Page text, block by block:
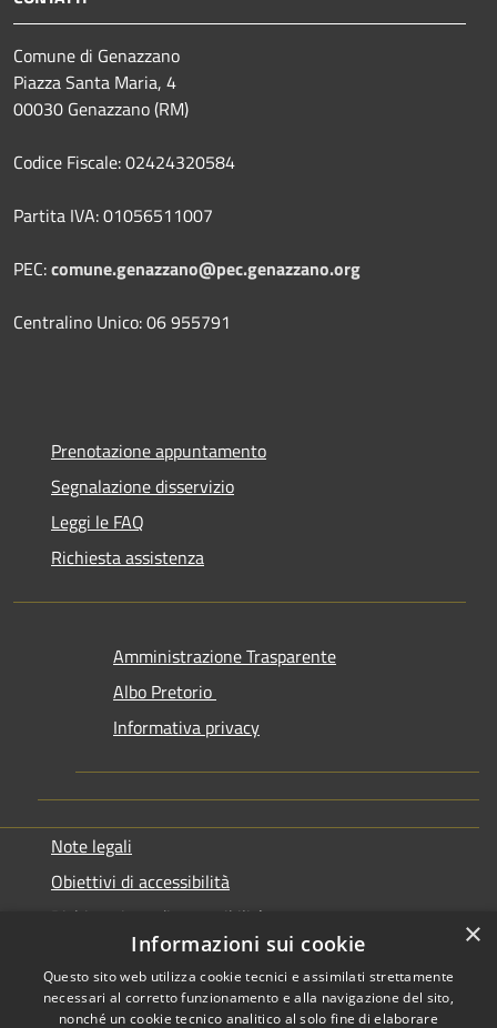
Comune di Genazzano
Piazza Santa Maria, 4
00030 Genazzano (RM)
Codice Fiscale: 02424320584
Partita IVA: 01056511007
PEC:comune.genazzano@pec.genazzano.org
Centralino Unico: 06 955791
Prenotazione appuntamento
Segnalazione disservizio
Leggi le FAQ
Richiesta assistenza
Amministrazione Trasparente
Albo Pretorio
Informativa privacy
Note legali
Obiettivi di accessibilità
Dichiarazione di accessibilità
×
Informazioni sui cookie
Questo sito web utilizza cookie tecnici e assimilati strettamente
necessari al corretto funzionamento e alla navigazione del sito,
nonché un cookie tecnico analitico al solo fine di elaborare